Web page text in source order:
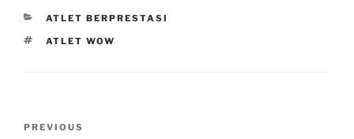
CATEGORIES
ATLET BERPRESTASI
TAGS
ATLET WOW
Previous
PREVIOUS